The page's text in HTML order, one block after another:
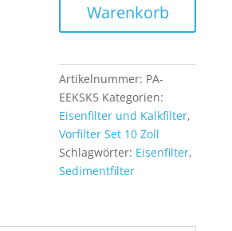
Ersatzfilter
Menge
Warenkorb
Artikelnummer: PA-
EEKSK5 Kategorien:
Eisenfilter und Kalkfilter,
Vorfilter Set 10 Zoll
Schlagwörter: Eisenfilter,
Sedimentfilter